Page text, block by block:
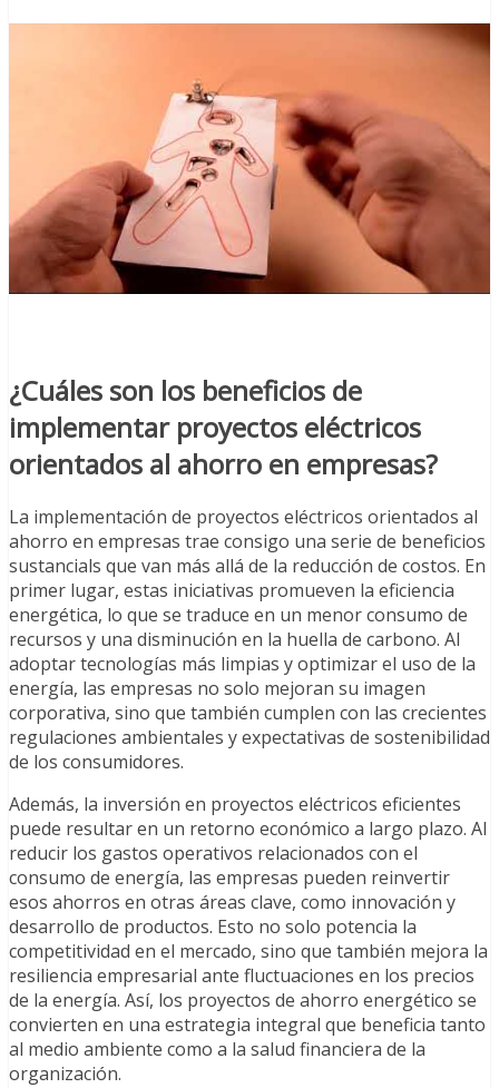
¿Cuáles son los beneficios de
implementar proyectos eléctricos
orientados al ahorro en empresas?
La implementación de proyectos eléctricos orientados al
ahorro en empresas trae consigo una serie de beneficios
sustancials que van más allá de la reducción de costos. En
primer lugar, estas iniciativas promueven la eficiencia
energética, lo que se traduce en un menor consumo de
recursos y una disminución en la huella de carbono. Al
adoptar tecnologías más limpias y optimizar el uso de la
energía, las empresas no solo mejoran su imagen
corporativa, sino que también cumplen con las crecientes
regulaciones ambientales y expectativas de sostenibilidad
de los consumidores.
Además, la inversión en proyectos eléctricos eficientes
puede resultar en un retorno económico a largo plazo. Al
reducir los gastos operativos relacionados con el
consumo de energía, las empresas pueden reinvertir
esos ahorros en otras áreas clave, como innovación y
desarrollo de productos. Esto no solo potencia la
competitividad en el mercado, sino que también mejora la
resiliencia empresarial ante fluctuaciones en los precios
de la energía. Así, los proyectos de ahorro energético se
convierten en una estrategia integral que beneficia tanto
al medio ambiente como a la salud financiera de la
organización.